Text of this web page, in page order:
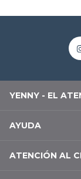
YENNY - EL
AYUDA
ATENCIÓN AL